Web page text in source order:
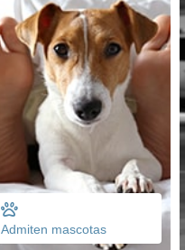
Admiten mascotas